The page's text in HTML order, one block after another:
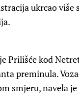
ukrcao više
Prilišće kod
preminula.
smjeru, navela je